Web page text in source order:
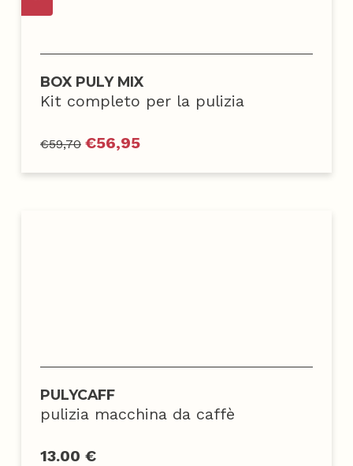
BOX PULY MIX
Kit completo per la pulizia
€59,70 €56,95
PULYCAFF
pulizia macchina da caffè
13.00 €